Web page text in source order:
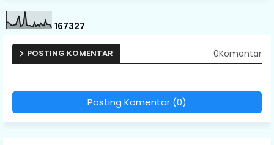
167327
POSTING KOMENTAR 0Komentar
Posting Komentar (0)